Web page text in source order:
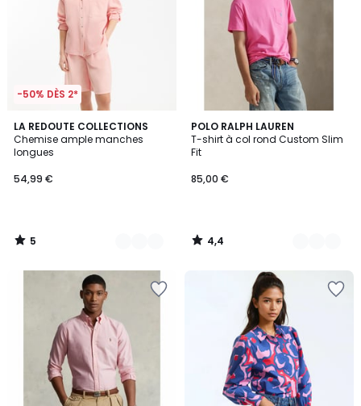
-50% DÈS 2*
LA REDOUTE COLLECTIONS
Chemise ample manches
longues
54,99 €
5
/
5
2
Couleurs
5
/
POLO RALPH LAUREN
T-shirt à col rond Custom Slim
Fit
85,00 €
4,4
/ 5
7
Couleurs
4,4
/